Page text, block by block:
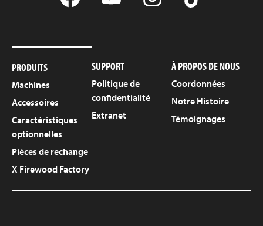
PRODUITS
Machines
Accessoires
Caractéristiques
optionnelles
Pièces de rechange
X Firewood Factory
SUPPORT
Politique de
confidentialité
Extranet
À PROPOS DE NOUS
Coordonnées
Notre Histoire
Témoignages